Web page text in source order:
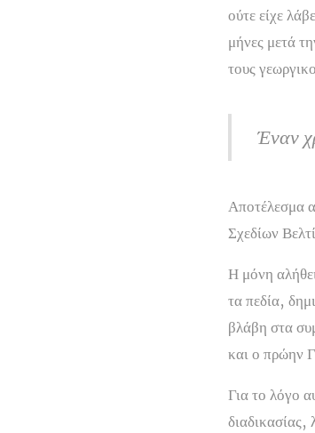
ούτε είχε
μήνες μετά
τους
Έναν
Αποτέλεσμα
Σχεδίων
Η μόνη
τα πεδία,
βλάβη στα
και ο πρώην
Για το λόγο